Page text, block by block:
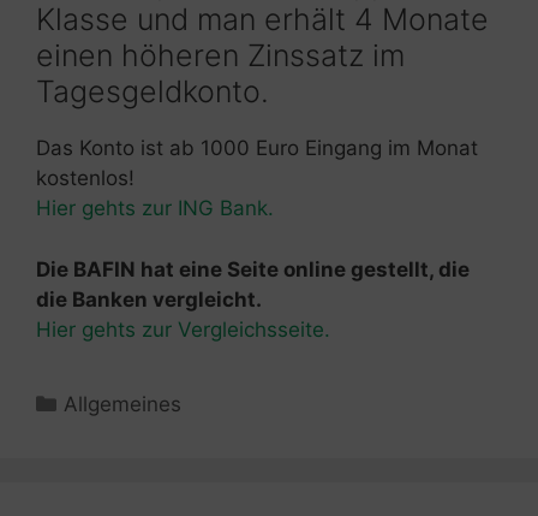
Klasse und man erhält 4 Monate
einen höheren Zinssatz im
Tagesgeldkonto.
Das Konto ist ab 1000 Euro Eingang im Monat
kostenlos!
Hier gehts zur ING Bank.
Die BAFIN hat eine Seite online gestellt, die
die Banken vergleicht.
Hier gehts zur Vergleichsseite.
Kategorien
Allgemeines